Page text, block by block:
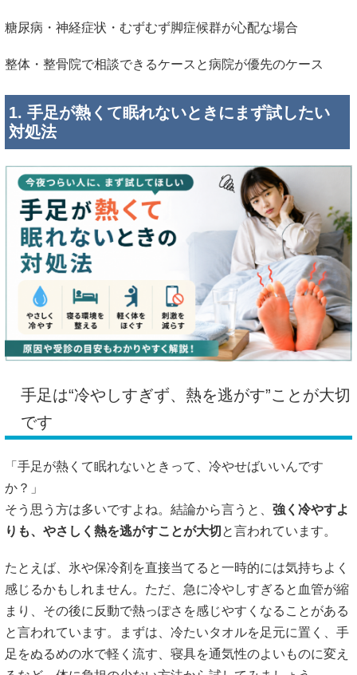
糖尿病・神経症状・むずむず脚症候群が心配な場合
整体・整骨院で相談できるケースと病院が優先のケース
1. 手足が熱くて眠れないときにまず試したい
対処法
手足は“冷やしすぎず、熱を逃がす”ことが大切
です
「手足が熱くて眠れないときって、冷やせばいいんです
か？」
そう思う方は多いですよね。結論から言うと、 強く冷やすよ
りも、やさしく熱を逃がすことが大切 と言われています。
たとえば、氷や保冷剤を直接当てると一時的には気持ちよく
感じるかもしれません。ただ、急に冷やしすぎると血管が縮
まり、その後に反動で熱っぽさを感じやすくなることがある
と言われています。まずは、冷たいタオルを足元に置く、手
足をぬるめの水で軽く流す、寝具を通気性のよいものに変え